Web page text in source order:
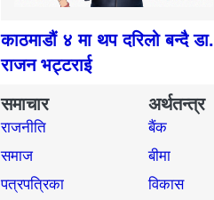
काठमाडौं ४ मा थप दरिलो बन्दै डा.
राजन भट्टराई
समाचार
राजनीति
समाज​
पत्रपत्रिका
अर्थतन्त्र
बैंक
बीमा
विकास